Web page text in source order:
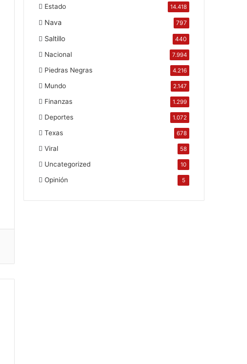
Estado 14.418
Nava 797
Saltillo 440
Nacional 7.994
Piedras Negras 4.216
Mundo 2.147
Finanzas 1.299
Deportes 1.072
Texas 678
Viral 58
Uncategorized 10
Opinión 5